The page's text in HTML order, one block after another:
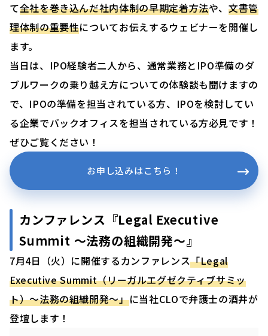
て全社を巻き込んだ社内体制の早期定着方法や、文書管
理体制の重要性についてお伝えするウェビナーを開催し
ます。
当日は、IPO経験者二人から、通常業務とIPO準備のダ
ブルワークの乗り越え方についての体験談も聞けますの
で、IPOの準備を担当されている方、IPOを検討してい
る企業でバックオフィスを担当されている方必見です！
ぜひご覧ください！
お申し込みはこちら！
カンファレンス『Legal Executive
Summit 〜法務の組織開発〜』
7月4日（火）に開催するカンファレンス「Legal
Executive Summit（リーガルエグゼクティブサミッ
ト）〜法務の組織開発〜」に当社CLOで弁護士の酒井が
登壇します！